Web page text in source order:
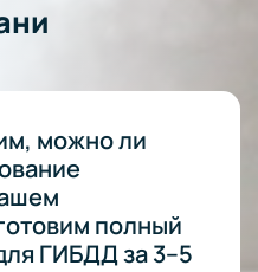
можно ли
полный
ГИБДД за 3–5